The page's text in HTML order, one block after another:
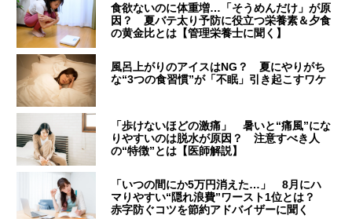
食欲ないのに体重増…「そうめんだけ」が原
因？ 夏バテ太り予防に役立つ栄養素＆夕食
の黄金比とは【管理栄養士に聞く】
風呂上がりのアイスはNG？ 夏にやりがち
な“3つの食習慣”が「不眠」引き起こすワケ
「歩けないほどの激痛」 暑いと“痛風”にな
りやすいのは脱水が原因？ 注意すべき人
の“特徴”とは【医師解説】
「いつの間にか5万円消えた…」 8月にハ
マりやすい“隠れ浪費”ワースト1位とは？
赤字防ぐコツを節約アドバイザーに聞く